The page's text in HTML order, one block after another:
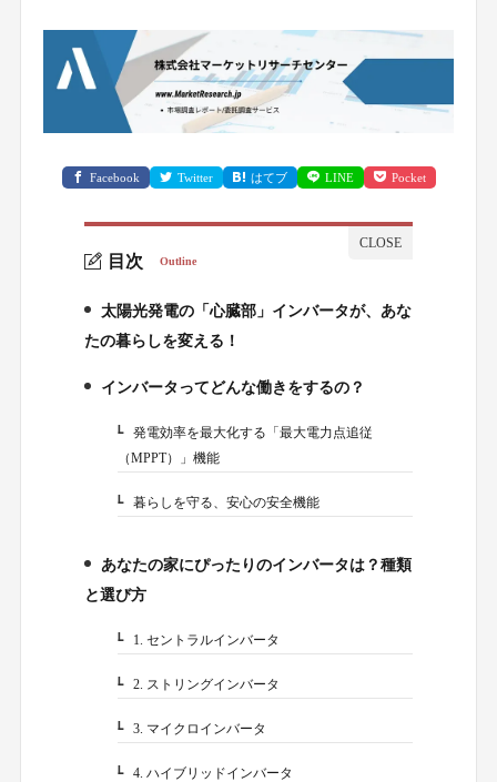
Facebook Twitter はてブ LINE Pocket
目次 Outline
1.
太陽光発電の「心臓部」インバータが、あな
たの暮らしを変える！
インバータってどんな働きをするの？
2-1.発電効率を最大化する「最大電力点追従
（MPPT）」機能
2-2.暮らしを守る、安心の安全機能
3.
あなたの家にぴったりのインバータは？種類
と選び方
3-1.1. セントラルインバータ
3-2.2. ストリングインバータ
3-3.3. マイクロインバータ
3-4.4. ハイブリッドインバータ